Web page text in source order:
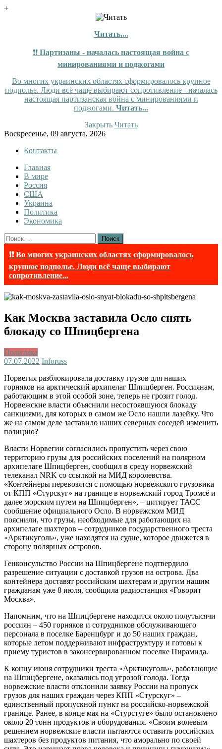
+
Читать....
❗❗ Партизаны - началась настоящая война с
минированиями и поджогами
Во многих украинских областях сформировалось крупное
подполье. Люди всё чаще выбирают сопротивление - началась
настоящая партизанская война с минированиями и
поджогами. Читать...
Закрыть Читать
Skip
content
Воскресенье, 09 августа, 2026
Контакты
InfoRuss
InfoRuss — Новости
Главная
В мире
Россия
США
Украина
Политика
Экономика
Найти:
❗❗ Во многих украинских областях сформировалось
крупное подполье. Люди всё чаще выбирают
сопротивление...
Как Москва заставила Осло снять
блокаду со Шпицбергена
Политика
07.07.2022 Inforuss
Норвегия разблокировала доставку грузов для наших
горняков на арктический архипелаг Шпицберген. Россиянам,
работающим в этой особой зоне, теперь не грозит голод.
Норвежские власти объяснили несостоявшуюся блокаду
санкциями, для которых в самом же Осло нашли лазейку. Что
же на самом деле заставило наших северных соседей изменить
позицию?
Власти Норвегии согласились пропустить через свою
территорию грузы для российских поселений на полярном
архипелаге Шпицберген, сообщил в среду норвежский
телеканал NRK со ссылкой на МИД королевства.
«Контейнеры перевозятся с помощью норвежского грузовика
от КПП «Стурскуг» на границе в норвежский город Тромсё и
далее морским путем на Шпицберген», – цитирует ТАСС
сообщение официального Осло. В норвежском МИД
пояснили, что грузы, необходимые для работающих на
архипелаге шахтеров – сотрудников государственного треста
«Арктикуголь», уже находятся на судне, которое движется в
сторону полярных островов.
Генконсульство России на Шпицбергене подтвердило
разрешение ситуации с доставкой грузов на острова. Два
контейнера доставят российским шахтерам и другим нашим
гражданам уже 8 июля, сообщила радиостанция «Говорит
Москва».
Напомним, что на Шпицбергене находится около полутысячи
россиян – 450 горняков и сотрудников обслуживающего
персонала в поселке Баренцбург и до 50 наших граждан,
которые летом поддерживают инфраструктуру и готовы к
приему туристов в законсервированном поселке Пирамида.
К концу июня сотрудники треста «Арктикуголь», работающие
на Шпицбергене, оказались под угрозой голода. Тогда
норвежские власти отклонили заявку России на пропуск
грузов для наших граждан через КПП «Стурскуг» –
единственный пропускной пункт на российско-норвежской
границе. Ранее, в конце мая на «Стурстуге» было остановлено
около 20 тонн продуктов и оборудования. «Своим волевым
решением норвежские власти пытаются оставить российских
шахтеров без продуктов питания, что аморально по своей